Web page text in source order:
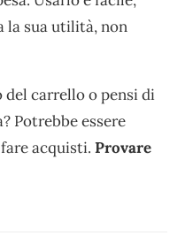
la sua utilità, non
del carrello o pensi di
Potrebbe essere
acquisti. Provare